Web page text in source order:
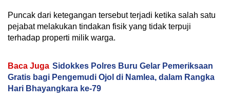
Puncak dari ketegangan tersebut terjadi ketika salah satu
pejabat melakukan tindakan fisik yang tidak terpuji
terhadap properti milik warga.
Baca Juga Sidokkes Polres Buru Gelar Pemeriksaan
Gratis bagi Pengemudi Ojol di Namlea, dalam Rangka
Hari Bhayangkara ke-79